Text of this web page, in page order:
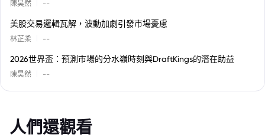
陳昊然 --
美股交易邏輯瓦解，波動加劇引發市場憂慮
林芷柔 --
2026世界盃：預測市場的分水嶺時刻與DraftKings的潛在助益
陳昊然 --
人們還觀看